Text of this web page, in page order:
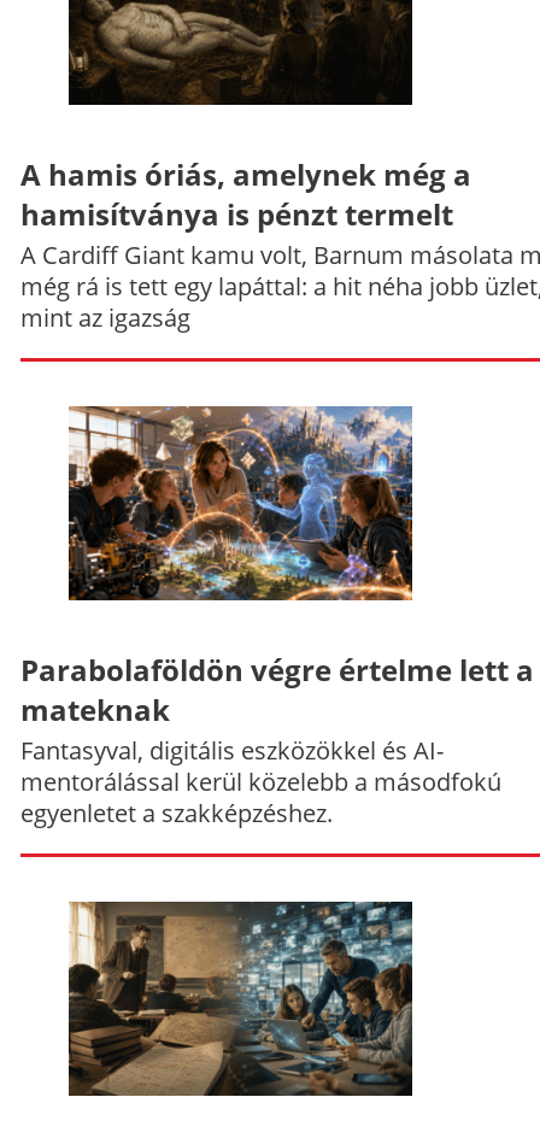
A hamis óriás, amelynek még a
hamisítványa is pénzt termelt
A Cardiff Giant kamu volt, Barnum másolata
még rá is tett egy lapáttal: a hit néha jobb
mint az igazság
Parabolaföldön végre értelme lett a
mateknak
Fantasyval, digitális eszközökkel és AI-
mentorálással kerül közelebb a másodfokú
egyenletet a szakképzéshez.